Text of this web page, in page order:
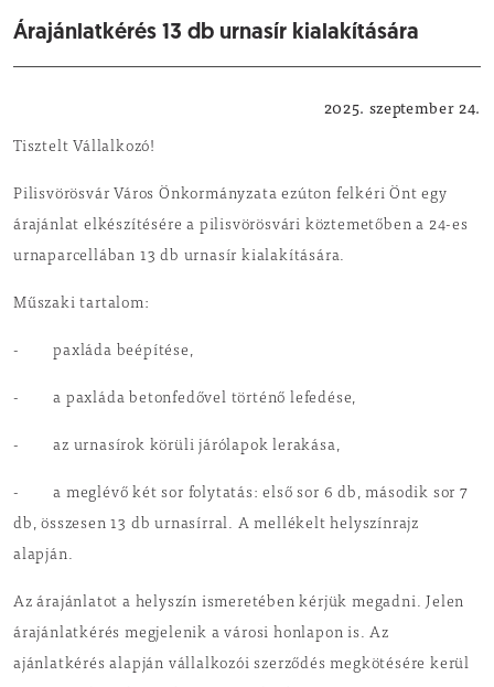
Árajánlatkérés 13 db urnasír kialakítására
2025. szeptember 24.
Tisztelt Vállalkozó!
Pilisvörösvár Város Önkormányzata ezúton felkéri Önt egy
árajánlat elkészítésére a pilisvörösvári köztemetőben a 24-es
urnaparcellában 13 db urnasír kialakítására.
Műszaki tartalom:
- paxláda beépítése,
- a paxláda betonfedővel történő lefedése,
- az urnasírok körüli járólapok lerakása,
- a meglévő két sor folytatás: első sor 6 db, második sor 7
db, összesen 13 db urnasírral. A mellékelt helyszínrajz
alapján.
Az árajánlatot a helyszín ismeretében kérjük megadni. Jelen
árajánlatkérés megjelenik a városi honlapon is. Az
ajánlatkérés alapján vállalkozói szerződés megkötésére kerül